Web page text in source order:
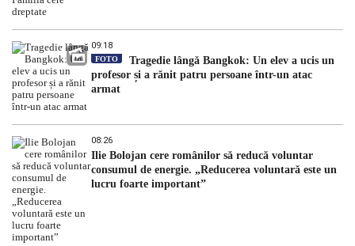
09:18
FOTO
Tragedie lângă Bangkok: Un elev a ucis un
profesor și a rănit patru persoane într-un atac
armat
08:26
Ilie Bolojan cere românilor să reducă voluntar
consumul de energie. „Reducerea voluntară este un
lucru foarte important”